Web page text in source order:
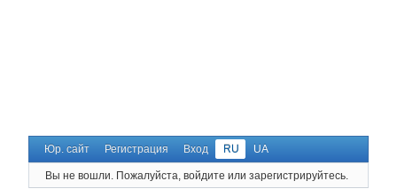
Юр. сайт Регистрация Вход RU UA
Вы не вошли. Пожалуйста, войдите или зарегистрируйтесь.